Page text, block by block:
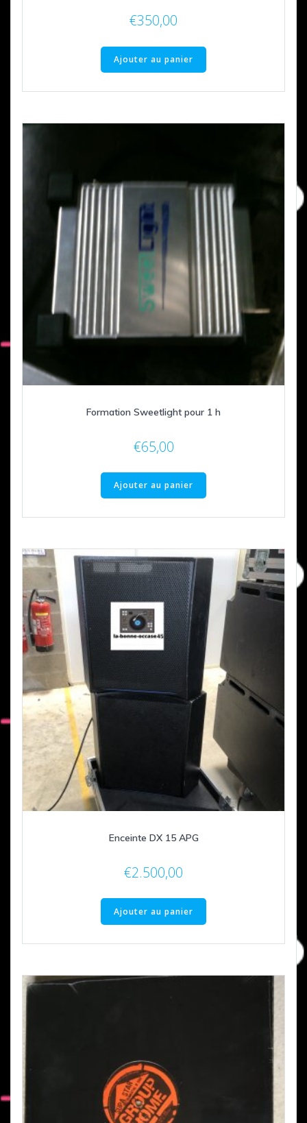
€350,00
Ajouter au panier
Formation Sweetlight pour 1 h
€65,00
Ajouter au panier
Enceinte DX 15 APG
€2.500,00
Ajouter au panier